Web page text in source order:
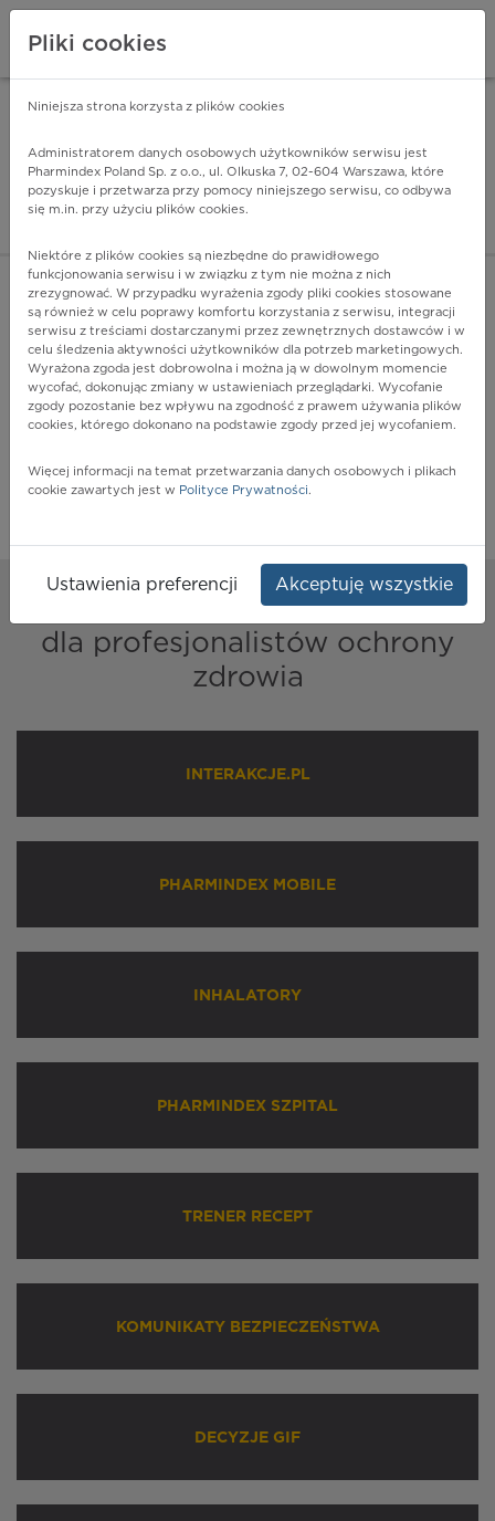
Pharmindex - lider
ZALOGUJ SIĘ
A54.1 - Zakażenie rzeżączkowe dolnego odcinka układu
moczowo-płciowego z ropniem gruczołów
okołocewkowych i dodatkowych
Więcej na lekiicd10.pl
rozwiązania
dla profesjonalistów ochrony
zdrowia
INTERAKCJE.PL
PHARMINDEX MOBILE
INHALATORY
PHARMINDEX SZPITAL
TRENER RECEPT
KOMUNIKATY BEZPIECZEŃSTWA
DECYZJE GIF
Pliki cookies
Niniejsza strona korzysta z plików cookies
Administratorem danych osobowych użytkowników serwisu jest
Pharmindex Poland Sp. z o.o., ul. Olkuska 7, 02-604 Warszawa, które
pozyskuje i przetwarza przy pomocy niniejszego serwisu, co odbywa
się m.in. przy użyciu plików cookies.
Niektóre z plików cookies są niezbędne do prawidłowego
funkcjonowania serwisu i w związku z tym nie można z nich
zrezygnować. W przypadku wyrażenia zgody pliki cookies stosowane
są również w celu poprawy komfortu korzystania z serwisu, integracji
serwisu z treściami dostarczanymi przez zewnętrznych dostawców i w
celu śledzenia aktywności użytkowników dla potrzeb marketingowych.
Wyrażona zgoda jest dobrowolna i można ją w dowolnym momencie
wycofać, dokonując zmiany w ustawieniach przeglądarki. Wycofanie
zgody pozostanie bez wpływu na zgodność z prawem używania plików
cookies, którego dokonano na podstawie zgody przed jej wycofaniem.
Więcej informacji na temat przetwarzania danych osobowych i plikach
cookie zawartych jest w Polityce Prywatności.
Ustawienia preferencji Akceptuję wszystkie
ZA DARMO - w Google Play INSTALUJ